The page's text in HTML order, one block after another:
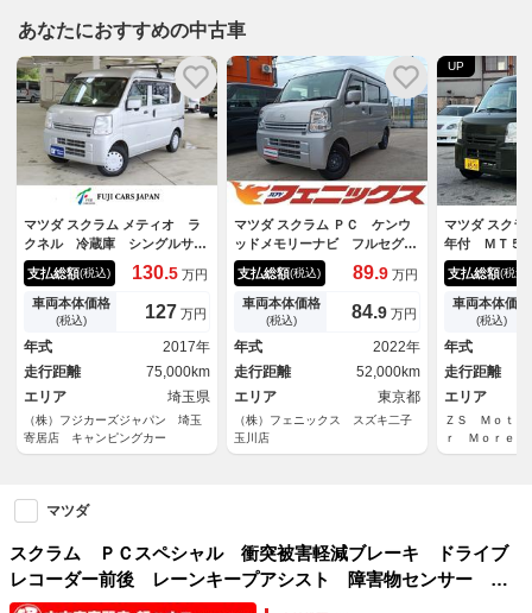
あなたにおすすめの中古車
マツダ スクラム メティオ ラ
クネル 冷蔵庫 シングルサブ
バッテリー 走行充電 インバ
ーター５００Ｗ ソーラーパネ
ル メモリナビ ＥＴＣ
支払総額(税込) 130.5 万円
車両本体価格
(税込) 127 万円
年式
2017年
走行距離
75,000km
エリア
埼玉県
（株）フジカーズジャパン 埼玉
寄居店 キャンピングカー
マツダ スクラム ＰＣ ケンウ
ッドメモリーナビ フルセグＴ
Ｖ Ｂｌｕｅｔｏｏｔｈ キ
ーレス 電格ミラー アイドリ
ングストップ リアパーキング
センサー 衝突軽減ブレーキ
ＥＴＣ
支払総額(税込) 89.9 万円
車両本体価格
(税込) 84.9 万円
年式
2022年
走行距離
52,000km
エリア
東京都
（株）フェニックス スズキ二子
玉川店
UP
マツダ スク
年付 ＭＴ５
ー エアコン
支払総額(税込)
車両本体価格
(税込)
年式
走行距離
エリア
ＺＳ Ｍｏｔ
ｒ Ｍｏｒｅ
マツダ
スクラム ＰＣスペシャル 衝突被害軽減ブレーキ ドライブ
レコーダー前後 レーンキープアシスト 障害物センサー Ｅ
ＴＣ ＣＤ・ラジオデッキ エアコン キーレス 電動格納ミ